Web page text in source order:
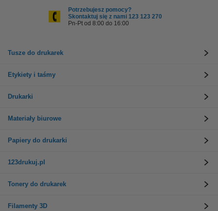
Potrzebujesz pomocy?
Skontaktuj się z nami 123 123 270
Pn-Pt od 8:00 do 16:00
Tusze do drukarek
Etykiety i taśmy
Drukarki
Materiały biurowe
Papiery do drukarki
123drukuj.pl
Tonery do drukarek
Filamenty 3D